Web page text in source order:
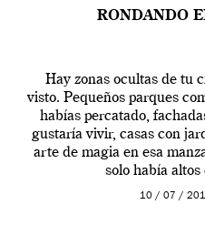
RONDANDO
Hay zonas ocultas de tu
visto. Pequeños parques
habías percatado,
gustaría vivir, casas con
arte de magia en esa
solo había
10 / 07 /